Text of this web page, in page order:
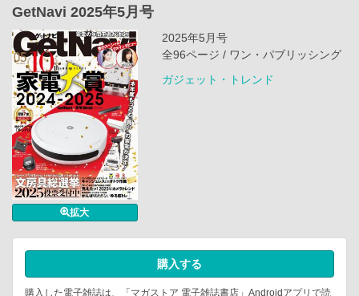
GetNavi 2025年5月号
拡大
2025年5月号
全96ページ / ワン・パブリッシング
ガジェット・トレンド
購入する
購入した電子雑誌は、「マガストア 電子雑誌書店」Androidアプリで読